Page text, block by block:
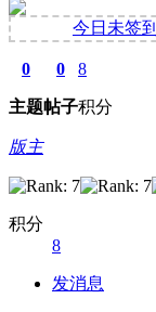
今日未签到
0
主题
0
帖子
8
积分
版主
积分
8
发消息